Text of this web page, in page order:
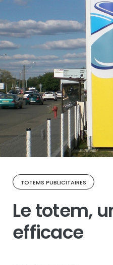
TOTEMS PUBLICITAIRES
Le totem,
efficace